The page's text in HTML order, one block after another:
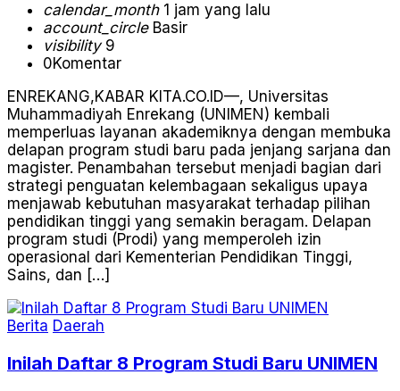
calendar_month1 jam yang lalu
account_circleBasir
visibility9
0Komentar
ENREKANG,KABAR KITA.CO.ID—, Universitas
Muhammadiyah Enrekang (UNIMEN) kembali
memperluas layanan akademiknya dengan membuka
delapan program studi baru pada jenjang sarjana dan
magister. Penambahan tersebut menjadi bagian dari
strategi penguatan kelembagaan sekaligus upaya
menjawab kebutuhan masyarakat terhadap pilihan
pendidikan tinggi yang semakin beragam. Delapan
program studi (Prodi) yang memperoleh izin
operasional dari Kementerian Pendidikan Tinggi,
Sains, dan […]
Berita Daerah
Inilah Daftar 8 Program Studi Baru UNIMEN